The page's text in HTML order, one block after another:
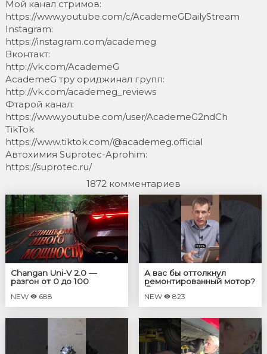
Мой канал стримов:
https://www.youtube.com/c/AcademeGDailyStream
Instagram:
https://instagram.com/academeg
Вконтакт:
http://vk.com/AcademeG
AcademeG тру ориджинал групп:
http://vk.com/academeg_reviews
Фтарой канал:
https://www.youtube.com/user/AcademeG2ndCh
TikTok
https://www.tiktok.com/@academeg.official
Автохимия Suprotec-Aprohim:
https://suprotec.ru/
1872 комментариев
Changan Uni-V 2.0 —
разгон от 0 до 100
NEW 688
А вас бы оттолкнул
ремонтированный мотор?
🤔
NEW 823